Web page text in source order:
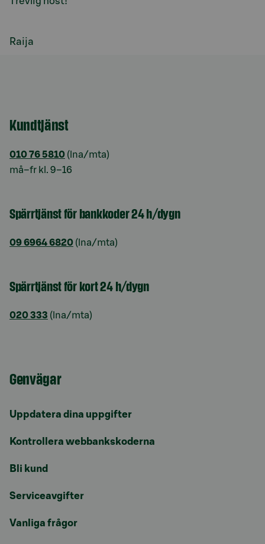
Raija
Kundtjänst
010 76 5810 (lna/mta)
må–fr kl. 9–16
Spärrtjänst för bankkoder 24 h/dygn
09 6964 6820 (lna/mta)
Spärrtjänst för kort 24 h/dygn
020 333 (lna/mta)
Genvägar
Uppdatera dina uppgifter
Kontrollera webbankskoderna
Bli kund
Serviceavgifter
Vanliga frågor